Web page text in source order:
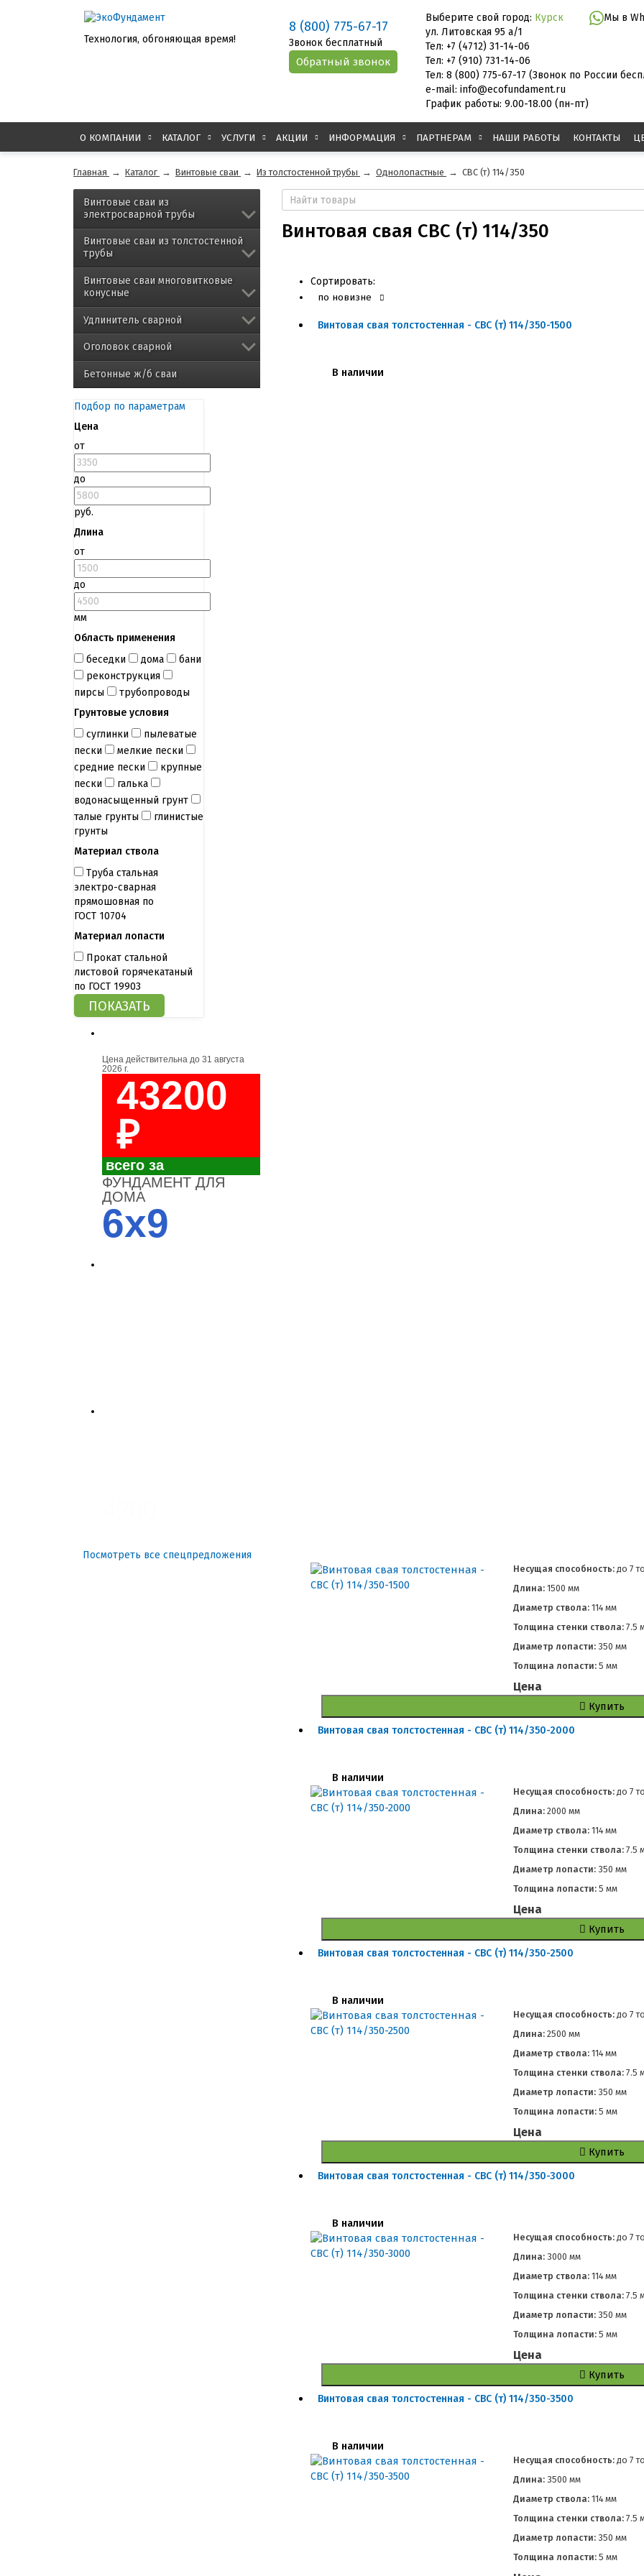
Технология, обгоняющая время!
8 (800) 775-67-17
Звонок бесплатный
Выберите свой город: Курск
Мы в
ул. Литовская 95 а/1
Тел: +7 (4712) 31-14-06
Тел: +7 (910) 731-14-06
Тел: 8 (800) 775-67-17 (Звонок по России
e-mail: info@ecofundament.ru
График работы: 9.00-18.00 (пн-пт)
О КОМПАНИИ КАТАЛОГ УСЛУГИ АКЦИИ ИНФОРМАЦИЯ ПАРТНЕРАМ НАШИ РАБОТЫ КОНТАКТЫ
Главная → Каталог → Винтовые сваи → Из толстостенной трубы → Однолопастные → СВС (т) 114/350
Винтовые сваи из
электросварной трубы
Винтовые сваи из толстостенной
трубы
Винтовые сваи многовитковые
конусные
Удлинитель сварной
Оголовок сварной
Бетонные ж/б сваи
Подбор по параметрам
Цена
от
до
руб.
Длина
от
до
мм
Область применения
беседки
дома
бани
реконструкция
пирсы
трубопроводы
Грунтовые условия
суглинки
пылеватые
пески
мелкие пески
средние пески
крупные
пески
галька
водонасыщенный грунт
талые грунты
глинистые
грунты
Материал ствола
Труба стальная
электро-сварная
прямошовная по
ГОСТ 10704
Материал лопасти
Прокат стальной
листовой горячекатаный
по ГОСТ 19903
Цена действительна до 31 августа
2026 г.
43200
₽
всего за
ФУНДАМЕНТ ДЛЯ
ДОМА
6x9
Посмотреть все спецпредложения
Винтовая свая СВС (т) 114/350
Сортировать:
по новизне
Винтовая свая толстостенная - СВС (т) 114/350-1500
В наличии
Несущая способность: до7
Длина: 1500 мм
Диаметр ствола: 114 мм
Толщина стенки ствола: 7.5
Диаметр лопасти: 350 мм
Толщина лопасти: 5 мм
Цена
Купить
Винтовая свая толстостенная - СВС (т) 114/350-2000
В наличии
Несущая способность: до7
Длина: 2000 мм
Диаметр ствола: 114 мм
Толщина стенки ствола: 7.5
Диаметр лопасти: 350 мм
Толщина лопасти: 5 мм
Цена
Купить
Винтовая свая толстостенная - СВС (т) 114/350-2500
В наличии
Несущая способность: до7
Длина: 2500 мм
Диаметр ствола: 114 мм
Толщина стенки ствола: 7.5
Диаметр лопасти: 350 мм
Толщина лопасти: 5 мм
Цена
Купить
Винтовая свая толстостенная - СВС (т) 114/350-3000
В наличии
Несущая способность: до7
Длина: 3000 мм
Диаметр ствола: 114 мм
Толщина стенки ствола: 7.5
Диаметр лопасти: 350 мм
Толщина лопасти: 5 мм
Цена
Купить
Винтовая свая толстостенная - СВС (т) 114/350-3500
В наличии
Несущая способность: до7
Длина: 3500 мм
Диаметр ствола: 114 мм
Толщина стенки ствола: 7.5
Диаметр лопасти: 350 мм
Толщина лопасти: 5 мм